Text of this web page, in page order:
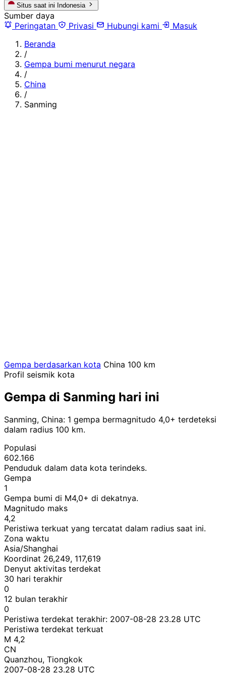
Situs saat ini Indonesia
Sumber daya
Peringatan
Privasi Hubungi kami
Masuk
Beranda
/
Gempa bumi menurut negara
/
China
/
Sanming
Gempa berdasarkan kota China 100 km
Profil seismik kota
Gempa di Sanming hari ini
Sanming, China: 1 gempa bermagnitudo 4,0+ terdeteksi
dalam radius 100 km.
Populasi
602.166
Penduduk dalam data kota terindeks.
Gempa
1
Gempa bumi di M4,0+ di dekatnya.
Magnitudo maks
4,2
Peristiwa terkuat yang tercatat dalam radius saat ini.
Zona waktu
Asia/Shanghai
Koordinat 26,249, 117,619
Denyut aktivitas terdekat
30 hari terakhir
0
12 bulan terakhir
0
Peristiwa terdekat terakhir: 2007-08-28 23.28 UTC
Peristiwa terdekat terkuat
M 4,2
CN
Quanzhou, Tiongkok
2007-08-28 23.28 UTC